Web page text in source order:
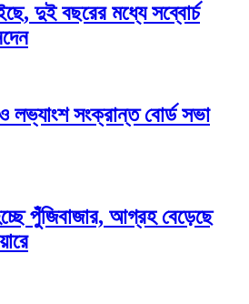
দুই বছরের মধ্যে সব্বোর্চ
লভ্যাংশ সংক্রান্ত বোর্ড সভা
পুঁজিবাজার, আগ্রহ বেড়েছে